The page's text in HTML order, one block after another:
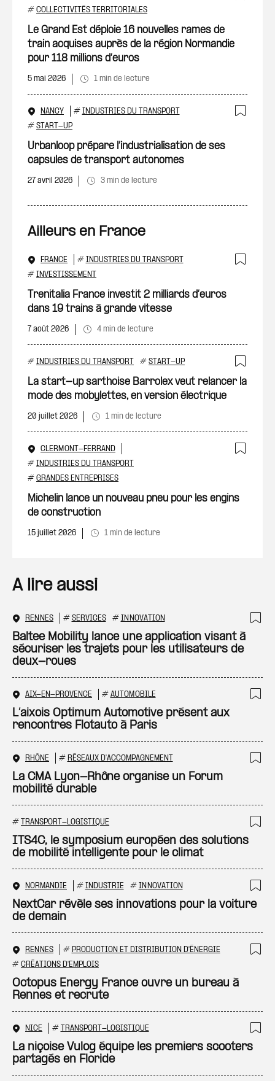
# COLLECTIVITÉS TERRITORIALES
Le Grand Est déploie 16 nouvelles rames de
train acquises auprès de la région Normandie
pour 118 millions d’euros
5 mai 2026 1 min de lecture
NANCY # INDUSTRIES DU TRANSPORT
# START-UP
Urbanloop prépare l’industrialisation de ses
capsules de transport autonomes
27 avril 2026 3 min de lecture
Ailleurs en France
FRANCE # INDUSTRIES DU TRANSPORT
# INVESTISSEMENT
Trenitalia France investit 2 milliards d’euros
dans 19 trains à grande vitesse
7 août 2026 4 min de lecture
# INDUSTRIES DU TRANSPORT # START-UP
La start-up sarthoise Barrolex veut relancer la
mode des mobylettes, en version électrique
20 juillet 2026 1 min de lecture
CLERMONT-FERRAND
# INDUSTRIES DU TRANSPORT
# GRANDES ENTREPRISES
Michelin lance un nouveau pneu pour les engins
de construction
15 juillet 2026 1 min de lecture
A lire aussi
RENNES # SERVICES # INNOVATION
Baltee Mobility lance une application visant à
sécuriser les trajets pour les utilisateurs de
deux-roues
AIX-EN-PROVENCE # AUTOMOBILE
L’aixois Optimum Automotive présent aux
rencontres Flotauto à Paris
RHÔNE # RÉSEAUX D'ACCOMPAGNEMENT
La CMA Lyon-Rhône organise un Forum
mobilité durable
# TRANSPORT-LOGISTIQUE
ITS4C, le symposium européen des solutions
de mobilité intelligente pour le climat
NORMANDIE # INDUSTRIE # INNOVATION
NextCar révèle ses innovations pour la voiture
de demain
RENNES # PRODUCTION ET DISTRIBUTION D'ÉNERGIE
# CRÉATIONS D'EMPLOIS
Octopus Energy France ouvre un bureau à
Rennes et recrute
NICE # TRANSPORT-LOGISTIQUE
La niçoise Vulog équipe les premiers scooters
partagés en Floride